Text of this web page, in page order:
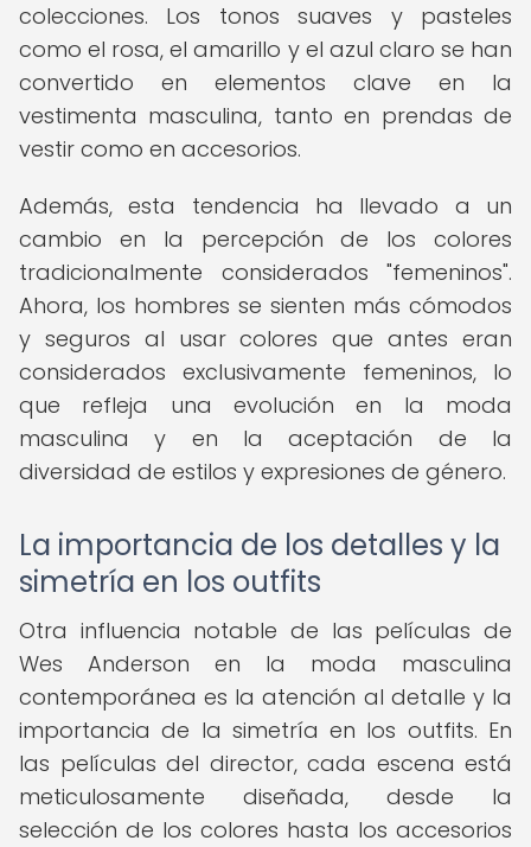
colecciones. Los tonos suaves y pasteles
como el rosa, el amarillo y el azul claro se han
convertido en elementos clave en la
vestimenta masculina, tanto en prendas de
vestir como en accesorios.
Además, esta tendencia ha llevado a un
cambio en la percepción de los colores
tradicionalmente considerados "femeninos".
Ahora, los hombres se sienten más cómodos
y seguros al usar colores que antes eran
considerados exclusivamente femeninos, lo
que refleja una evolución en la moda
masculina y en la aceptación de la
diversidad de estilos y expresiones de género.
La importancia de los detalles y la
simetría en los outfits
Otra influencia notable de las películas de
Wes Anderson en la moda masculina
contemporánea es la atención al detalle y la
importancia de la simetría en los outfits. En
las películas del director, cada escena está
meticulosamente diseñada, desde la
selección de los colores hasta los accesorios